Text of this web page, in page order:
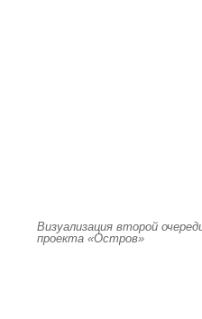
Визуализация второй
проекта «Остров»